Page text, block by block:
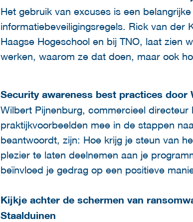
Het gebruik van excuses is een
informatiebeveiligingsregels. Rick van
Haagse Hogeschool en bij TNO, laat zien
werken, waarom ze dat doen, maar ook
Security awareness best practices door
Wilbert Pijnenburg, commercieel
praktijkvoorbeelden mee in de stappen
beantwoordt, zijn: Hoe krijg je steun van
plezier te laten deelnemen aan je
beïnvloed je gedrag op een positieve
Kijkje achter de schermen van
Staalduinen